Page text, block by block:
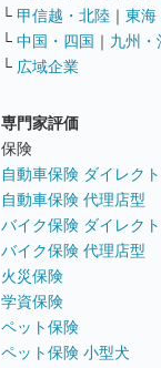
└ 甲信越・北陸 ｜ 東海
└ 中国・四国 ｜ 九州・
└ 広域企業
専門家評価
保険
自動車保険 ダイレク
自動車保険 代理店型
バイク保険 ダイレク
バイク保険 代理店型
火災保険
学資保険
ペット保険
ペット保険 小型犬